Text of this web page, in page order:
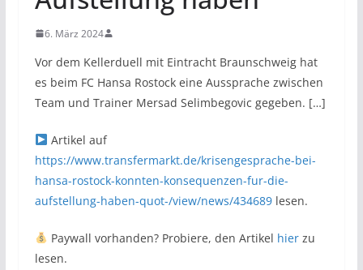
6. März 2024
Vor dem Kellerduell mit Eintracht Braunschweig hat
es beim FC Hansa Rostock eine Aussprache zwischen
Team und Trainer Mersad Selimbegovic gegeben. […]
Artikel auf
https://www.transfermarkt.de/krisengesprache-bei-
hansa-rostock-konnten-konsequenzen-fur-die-
aufstellung-haben-quot-/view/news/434689lesen.
Paywall vorhanden? Probiere, den Artikel hierzu
lesen.